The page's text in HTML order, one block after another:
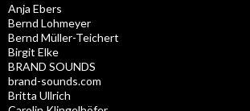
Anja Ebers
Bernd Lohmeyer
Bernd Müller-Teichert
Birgit Elke
BRAND SOUNDS
brand-sounds.com
Britta Ullrich